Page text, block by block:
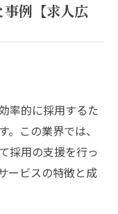
例【求人広
率的に採用するた
この業界では、
採用の支援を行っ
ービスの特徴と成